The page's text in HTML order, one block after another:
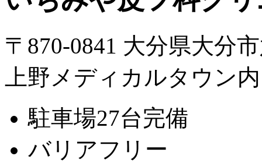
〒870-0841 大分県大分
上野メディカルタウン内
駐車場27台完備
バリアフリー